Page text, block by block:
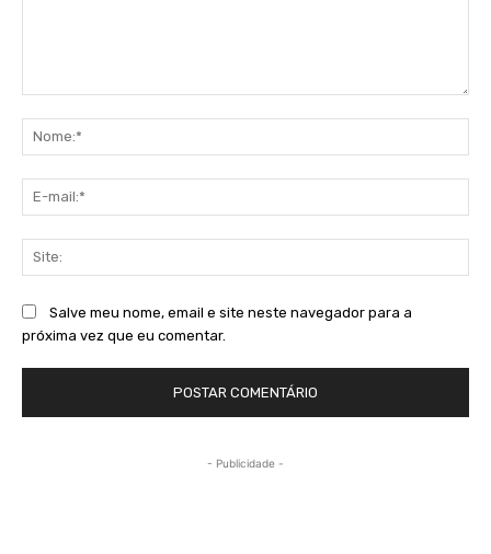
Salve meu nome, email e site neste navegador para a
próxima vez que eu comentar.
- Publicidade -